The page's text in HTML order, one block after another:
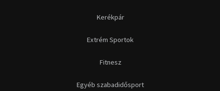
Kerékpár
Extrém Sportok
Fitnesz
Egyéb szabadidősport